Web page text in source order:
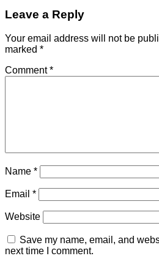
Leave a Reply
Your email address will not be
marked *
Comment*
Name *
Email *
Website
Save my name, email, and
next time I comment.